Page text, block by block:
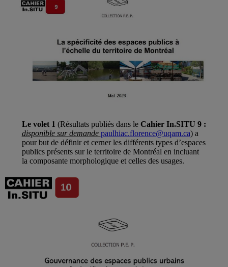
Le volet 1 (Résultats publiés dans le Cahier In.SITU 9 :
disponible sur demande paulhiac.florence@uqam.ca) a
pour but de définir et cerner les différents types d’espaces
publics présents sur le territoire de Montréal en incluant
la composante morphologique et celles des usages.